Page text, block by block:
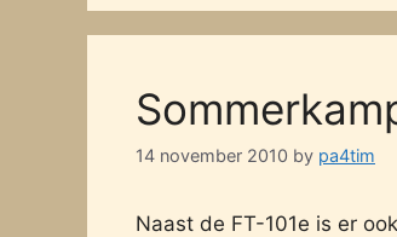
14 november 2010 by pa4tim
Naast de FT-101e is er